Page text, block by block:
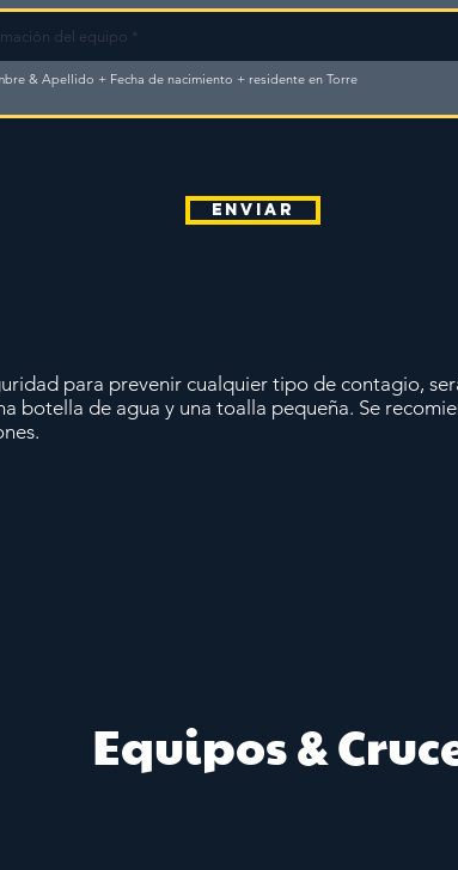
del equipo
Enviar
para prevenir cualquier tipo de contagio,
botella de agua y una toalla pequeña. Se
Equipos &